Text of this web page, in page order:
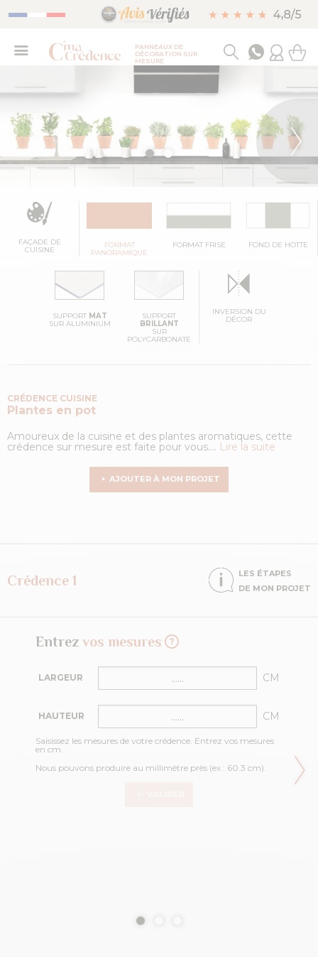
PANNEAUX DE
DÉCORATION SUR
MESURE
FAÇADE DE
CUISINE
FORMAT
PANORAMIQUE
FORMAT FRISE FOND DE HOTTE
SUPPORT MAT
SUR ALUMINIUM
SUPPORT
BRILLANT
SUR
POLYCARBONATE
INVERSION DU
DÉCOR
CRÉDENCE CUISINE
Plantes en pot
Amoureux de la cuisine et des plantes aromatiques, cette
crédence sur mesure est faite pour vous.... Lire la suite
AJOUTER À MON PROJET
Crédence 1
LES ÉTAPES
DE MON PROJET
Entrez vos mesures
LARGEUR CM
HAUTEUR CM
Saisissez les mesures de votre crédence. Entrez vos mesures
en cm.
Nous pouvons produire au millimètre près (ex : 60.3 cm).